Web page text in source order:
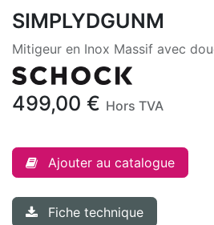
SIMPLYDGUNM
Mitigeur en Inox Massif avec
499,00 € Hors TVA
Ajouter au catalogue
Fiche technique